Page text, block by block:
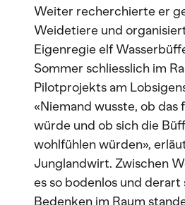
Weiter recherchierte er
Weidetiere und
Eigenregie elf
Sommer schliesslich im
Pilotprojekts am
«Niemand wusste, ob das
würde und ob sich die
wohlfühlen würden»,
Junglandwirt. Zwischen
es so bodenlos und derart
Bedenken im Raum